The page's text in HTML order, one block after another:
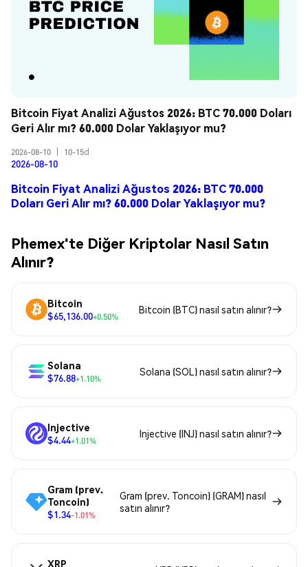
Bitcoin Fiyat Analizi Ağustos 2026: BTC 70.000 Doları
Geri Alır mı? 60.000 Dolar Yaklaşıyor mu?
2026-08-10 10-15d
2026-08-10
Bitcoin Fiyat Analizi Ağustos 2026: BTC 70.000
Doları Geri Alır mı? 60.000 Dolar Yaklaşıyor mu?
Phemex'te Diğer Kriptolar Nasıl Satın
Alınır?
Bitcoin
$65,136.00+0.50%
Bitcoin (BTC) nasıl satın alınır?
Solana
$76.88+1.10%
Solana (SOL) nasıl satın alınır?
Injective
$4.44+1.01%
Injective (INJ) nasıl satın alınır?
Gram (prev.
Toncoin)
$1.34-1.01%
Gram (prev. Toncoin) (GRAM) nasıl
satın alınır?
XRP